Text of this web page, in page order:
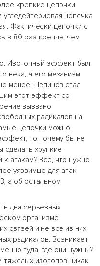
крепкие цепочки
угледейтериевая цепочка
Фактически цепочки с
в 80 раз крепче, чем
Изотопный эффект был
века, а его механизм
менее Щепинов стал
этот эффект со
вызвано
радикалов на
цепочки можно
то почему бы не
сделать хрупкие
атакам? Все, что нужно
уязвимые для атак
а об остальном
два серьезных
организме
связей и не все из них
радикалов. Возникает
туда, где они нужны?
тяжелых изотопов никак